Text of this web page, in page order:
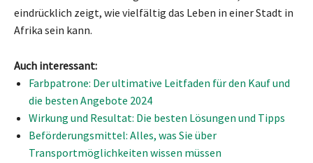
eindrücklich zeigt, wie vielfältig das Leben in einer Stadt in
Afrika sein kann.
Auch interessant:
Farbpatrone: Der ultimative Leitfaden für den Kauf und
die besten Angebote 2024
Wirkung und Resultat: Die besten Lösungen und Tipps
Beförderungsmittel: Alles, was Sie über
Transportmöglichkeiten wissen müssen